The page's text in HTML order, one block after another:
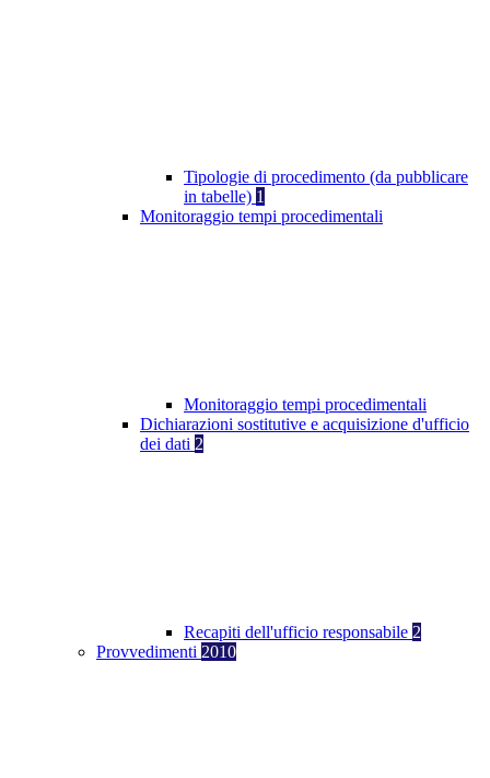
Tipologie di procedimento (da pubblicare
in tabelle) 1
Monitoraggio tempi procedimentali
Monitoraggio tempi procedimentali
Dichiarazioni sostitutive e acquisizione d'ufficio
dei dati 2
Recapiti dell'ufficio responsabile 2
Provvedimenti 2010